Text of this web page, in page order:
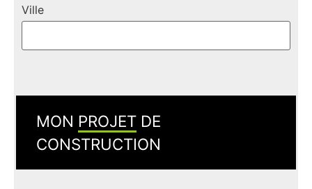
Ville
MON PROJET DE
CONSTRUCTION